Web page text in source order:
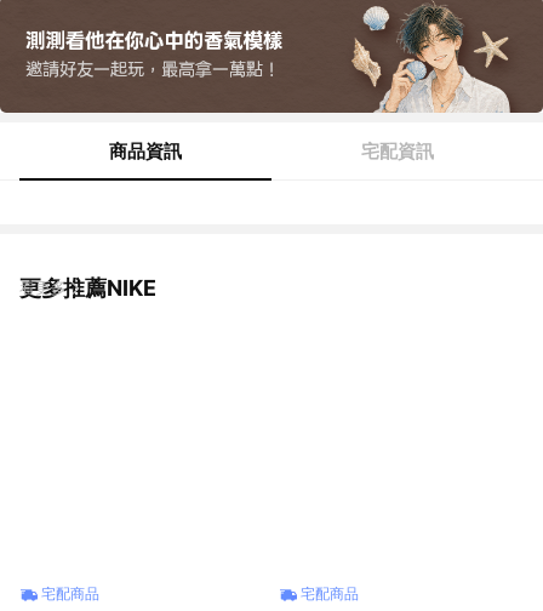
商品資訊 宅配資訊
更多推薦NIKE
看更多
宅配商品 宅配商品